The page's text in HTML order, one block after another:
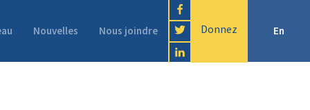
fondamentale Publications Formation
Nouvelles Nous joindre Donnez En